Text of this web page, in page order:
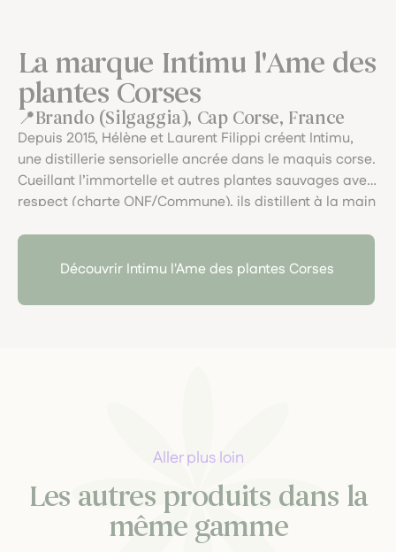
La marque Intimu l'Ame des
plantes Corses
Brando (Silgaggia), Cap Corse, France
Depuis 2015, Hélène et Laurent Filippi créent Intimu,
une distillerie sensorielle ancrée dans le maquis corse.
Cueillant l’immortelle et autres plantes sauvages avec
respect (charte ONF/Commune), ils distillent à la main
solvants, dans une démarche éthique et poétique, au
plus proche de la nature sauvage.
Découvrir Intimu l'Ame des plantes Corses
Aller plus loin
Les autres produits dans la
même gamme